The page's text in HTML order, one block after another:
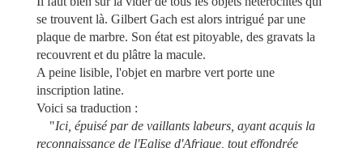
se trouvent là. Gilbert Gach est alors intrigué par une
plaque de marbre. Son état est pitoyable, des gravats la
recouvrent et du plâtre la macule.
A peine lisible, l'objet en marbre vert porte une
inscription latine.
Voici sa traduction :
"Ici, épuisé par de vaillants labeurs, ayant acquis la
reconnaissance de l'Eglise d'Afrique, tout effondrée